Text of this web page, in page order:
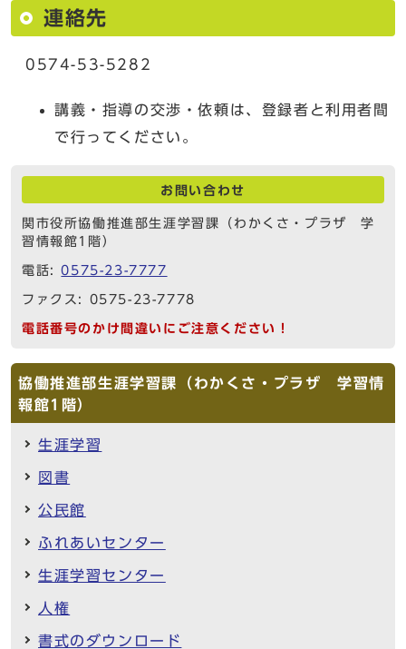
連絡先
0574-53-5282
講義・指導の交渉・依頼は、登録者と利用者間
で行ってください。
お問い合わせ
関市役所協働推進部生涯学習課（わかくさ・プラザ 学
習情報館1階）
電話:0575-23-7777
ファクス: 0575-23-7778
電話番号のかけ間違いにご注意ください！
協働推進部生涯学習課（わかくさ・プラザ 学習情
報館1階）
生涯学習
図書
公民館
ふれあいセンター
生涯学習センター
人権
書式のダウンロード